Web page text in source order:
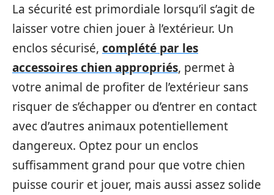
La sécurité est primordiale lorsqu’il s’agit de
laisser votre chien jouer à l’extérieur. Un
enclos sécurisé, complété par les
accessoires chien appropriés, permet à
votre animal de profiter de l’extérieur sans
risquer de s’échapper ou d’entrer en contact
avec d’autres animaux potentiellement
dangereux. Optez pour un enclos
suffisamment grand pour que votre chien
puisse courir et jouer, mais aussi assez solide